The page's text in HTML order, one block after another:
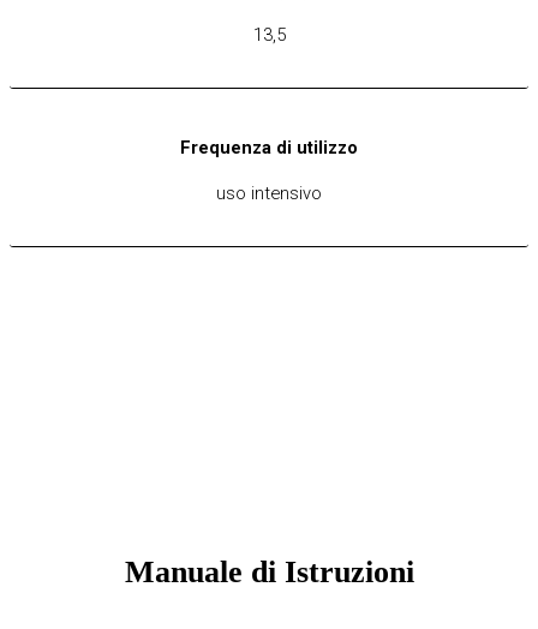
13,5
Frequenza di utilizzo
uso intensivo
Manuale di Istruzioni